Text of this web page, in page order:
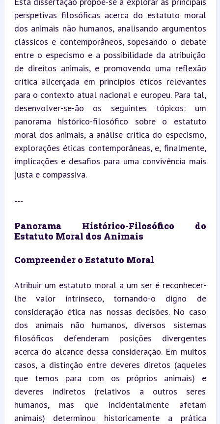
perspetivas filosóficas acerca do estatuto moral
dos animais não humanos, analisando argumentos
clássicos e contemporâneos, sopesando o debate
entre o especismo e a possibilidade da atribuição
de direitos animais, e promovendo uma reflexão
crítica alicerçada em princípios éticos relevantes
para o contexto atual nacional e europeu. Para tal,
desenvolver-se-ão os seguintes tópicos: um
panorama histórico-filosófico sobre o estatuto
moral dos animais, a análise crítica do especismo,
explorações éticas contemporâneas, e, finalmente,
implicações e desafios para uma convivência mais
justa e compassiva.
---
Panorama Histórico-Filosófico do
Estatuto Moral dos Animais
Compreender o Estatuto Moral
Atribuir um estatuto moral a um ser é reconhecer-
lhe valor intrínseco, tornando-o digno de
consideração ética nas nossas decisões. No caso
dos animais não humanos, diversos sistemas
filosóficos defenderam posições divergentes
acerca do alcance dessa consideração. Em muitos
casos, a distinção entre deveres diretos (aqueles
que temos para com os próprios animais) e
deveres indiretos (relativos a outros seres
humanos, mas que incidentalmente afetam
animais) determinou historicamente a prática